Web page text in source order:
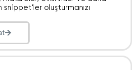
snippet'ler oluşturmanızı